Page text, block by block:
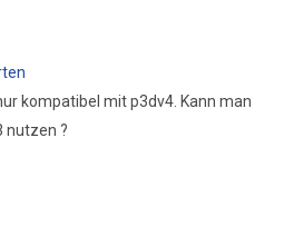
kompatibel mit p3dv4. Kann man
nutzen ?